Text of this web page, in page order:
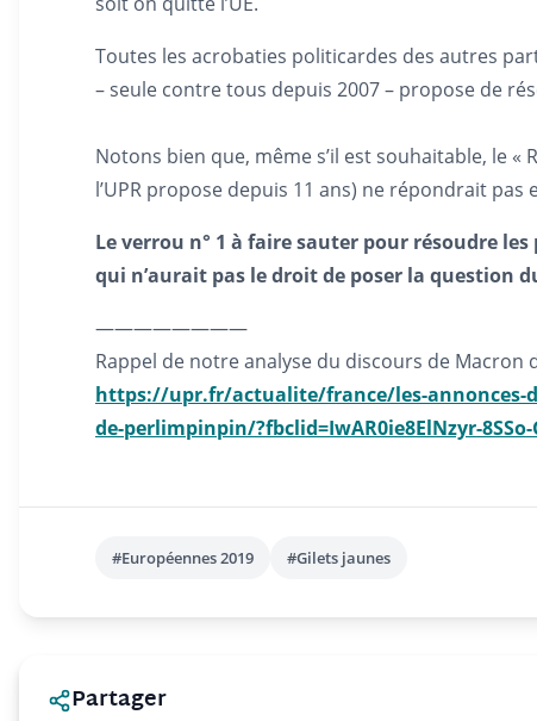
Toutes les acrobaties politicardes des autres
– seule contre tous depuis 2007 – propose de
Notons bien que, même s’il est souhaitable, le
l’UPR propose depuis 11 ans) ne répondrait
Le verrou n° 1 à faire sauter pour résoudre les
qui n’aurait pas le droit de poser la question
————————
Rappel de notre analyse du discours de Macron
https://upr.fr/actualite/france/les-annonces-
de-perlimpinpin/?fbclid=IwAR0ie8ElNzyr-8SSo-
#Européennes 2019 #Gilets jaunes
Partager